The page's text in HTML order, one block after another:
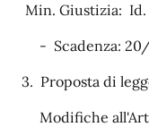
Min. Giustizia:
- Scadenza:
3. Proposta di
Modifiche all'Art.